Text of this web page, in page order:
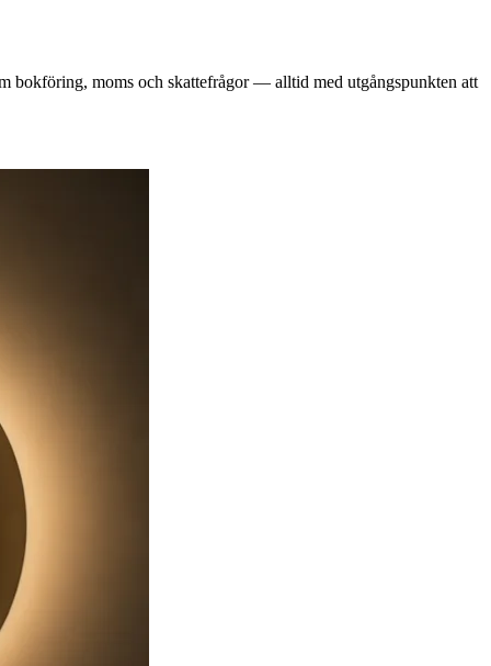
bokföring, moms och skattefrågor — alltid med utgångspunkten att